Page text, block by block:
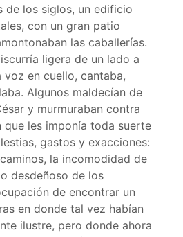
de los siglos, un edificio
con un gran patio
las caballerías.
ligera de un lado a
voz en cuello, cantaba,
Algunos maldecían de
y murmuraban contra
que les imponía toda suerte
gastos y exacciones:
la incomodidad de
desdeñoso de los
de encontrar un
en donde tal vez habían
ilustre, pero donde ahora